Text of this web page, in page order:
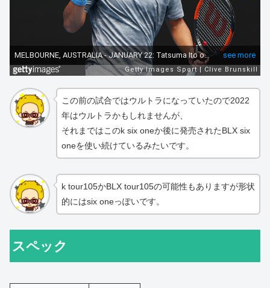
この前の試合ではウルトラになっていたので2022
年はウルトラかもしれませんが、
それまではこのk six oneか後に発売されたBLX six
oneを使い続けているみたいです。
k tour105かBLX tour105の可能性もありますが形状
的にはsix oneっぽいです。
スペック